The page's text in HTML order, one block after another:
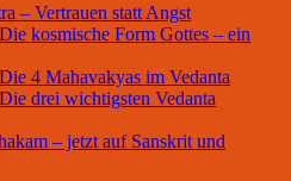
– Vertrauen statt Angst
Die kosmische Form Gottes – ein
Die 4 Mahavakyas im Vedanta
Die drei wichtigsten Vedanta
– jetzt auf Sanskrit und